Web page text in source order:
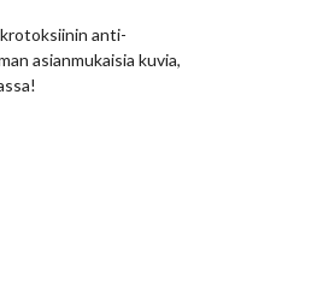
anti-
asianmukaisia kuvia,